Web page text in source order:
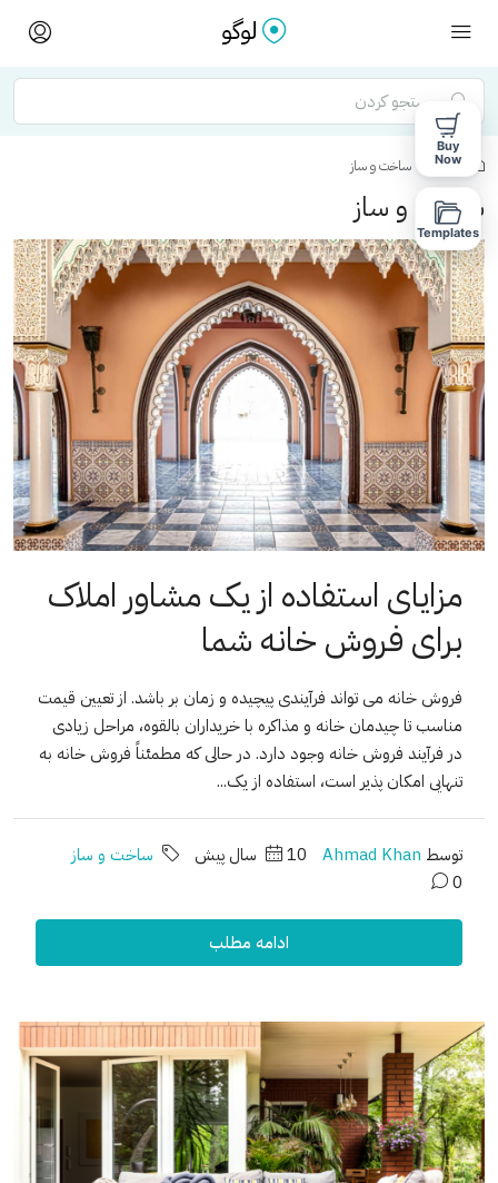
خانه ساخت و ساز
ساخت و ساز
مزایای استفاده از یک مشاور املاک
برای فروش خانه شما
فروش خانه می تواند فرآیندی پیچیده و زمان بر باشد. از تعیین قیمت
مناسب تا چیدمان خانه و مذاکره با خریداران بالقوه، مراحل زیادی
در فرآیند فروش خانه وجود دارد. در حالی که مطمئناً فروش خانه به
تنهایی امکان پذیر است، استفاده از یک...
توسط Ahmad Khan 10 سال پیش
ساخت و ساز
0
ادامه مطلب
Buy
Now
Templates